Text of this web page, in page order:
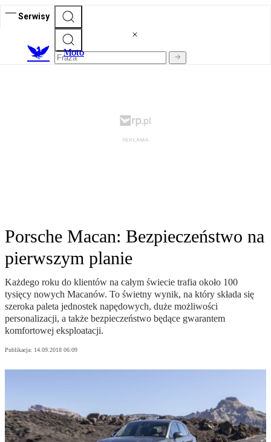
Serwisy
Moto
Porsche Macan: Bezpieczeństwo na
pierwszym planie
Każdego roku do klientów na całym świecie trafia około 100
tysięcy nowych Macanów. To świetny wynik, na który składa się
szeroka paleta jednostek napędowych, duże możliwości
personalizacji, a także bezpieczeństwo będące gwarantem
komfortowej eksploatacji.
Publikacja: 14.09.2018 06:09